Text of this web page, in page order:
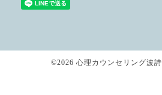
©2026 心理カウンセリング波詩